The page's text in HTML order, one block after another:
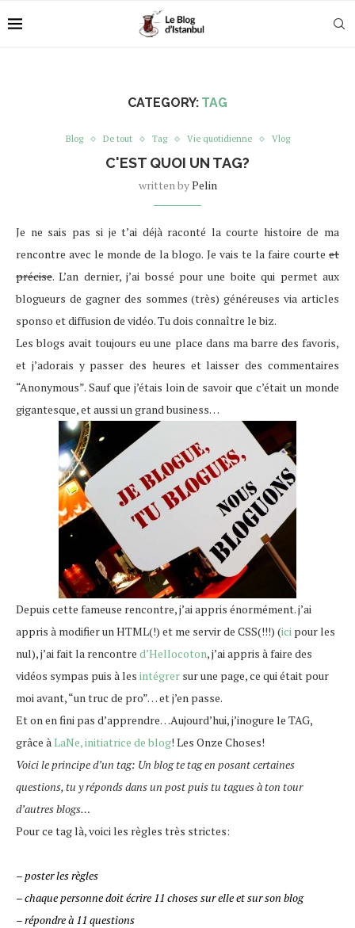
CATEGORY: TAG
Blog De tout Tag Vie quotidienne Vlog
C'EST QUOI UN TAG?
written byPelin
Je ne sais pas si je t’ai déjà raconté la courte histoire de ma
rencontre avec le monde de la blogo. Je vais te la faire courte et
précise. L’an dernier, j’ai bossé pour une boite qui permet aux
blogueurs de gagner des sommes (très) généreuses via articles
sponso et diffusion de vidéo. Tu dois connaître le biz.
Les blogs avait toujours eu une place dans ma barre des favoris,
et j’adorais y passer des heures et laisser des commentaires
“Anonymous”. Sauf que j’étais loin de savoir que c’était un monde
gigantesque, et aussi un grand business…
Depuis cette fameuse rencontre, j’ai appris énormément. j’ai
appris à modifier un HTML(!) et me servir de CSS(!!!) (ici pour les
nul), j’ai fait la rencontre d’Hellocoton, j’ai appris à faire des
vidéos sympas puis à les intégrer sur une page, ce qui était pour
moi avant, “un truc de pro”… et j’en passe.
Et on en fini pas d’apprendre…Aujourd’hui, j’inogure le TAG,
grâce àLaNe, initiatrice de blog! Les Onze Choses!
Voici le principe d’un tag: Un blog te tag en posant certaines
questions, tu y réponds dans un post puis tu tagues à ton tour
d’autres blogs…
Pour ce tag là, voici les règles très strictes:
– poster les règles
– chaque personne doit écrire 11 choses sur elle et sur son blog
– répondre à 11 questions